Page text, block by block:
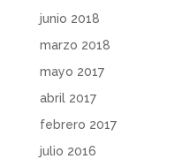
junio 2018
marzo 2018
mayo 2017
abril 2017
febrero 2017
julio 2016